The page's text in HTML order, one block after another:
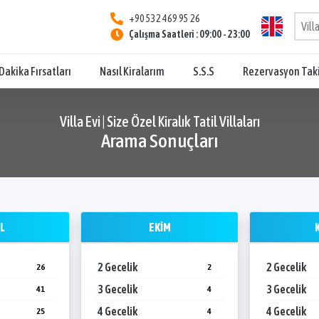
+90 532 469 95 26
Çalışma Saatleri : 09:00 - 23:00
Fırsatları Nasıl Kiralarım S.S.S Rezervasyon
Villa Evi | Size Özel Kiralık Tatil Villaları
Arama Sonuçları
26
41
25
EKIM
2 Gecelik 2
3 Gecelik 4
4 Gecelik 4
2 Gecelik
3 Gecelik
4 Gecelik